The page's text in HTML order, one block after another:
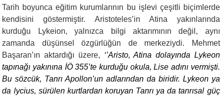
Tarih boyunca eğitim kurumlarının bu işlevi çeşitli biçimlerde
kendisini göstermiştir. Aristoteles’in Atina yakınlarında
kurduğu Lykeion, yalnızca bilgi aktarımının değil, aynı
zamanda düşünsel özgürlüğün de merkeziydi. Mehmet
Başaran’ın aktardığı üzere, ‘’Aristo, Atina dolayında Lykeon
tapınağı yakınına İÖ 355’te kurduğu okula, Lise adını vermişti.
Bu sözcük, Tanrı Apollon’un adlarından da biridir. Lykeon ya
da lycius, sürülen kurtlardan koruyan Tanrı ya da tanrısal güç